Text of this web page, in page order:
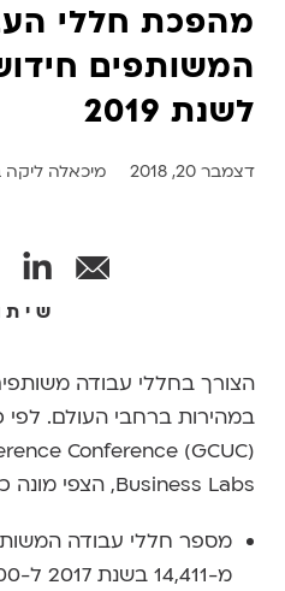
מהפכת חללי
המשותפים
לשנת 2019
דצמבר 20, 2018 מיכאלה
Business Labs, הצפי מונה כמה היבטים עיקריים:
מספר חללי עבודה
מ-14,411 בשנת 2017 ל-30,000 בשנת 2022.